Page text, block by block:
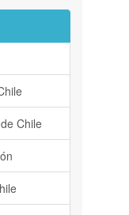
Chile